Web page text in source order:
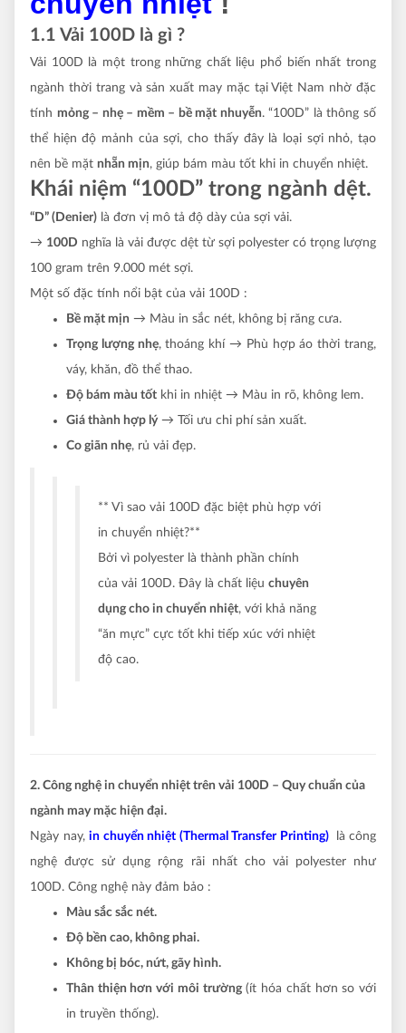
1.1 Vải 100D là gì ?
Vải 100D là một trong những chất liệu phổ biến nhất trong
ngành thời trang và sản xuất may mặc tại Việt Nam nhờ đặc
tính mỏng – nhẹ – mềm – bề mặt nhuyễn. “100D” là thông số
thể hiện độ mảnh của sợi, cho thấy đây là loại sợi nhỏ, tạo
nên bề mặt nhẵn mịn, giúp bám màu tốt khi in chuyển nhiệt.
Khái niệm “100D” trong ngành dệt.
“D” (Denier) là đơn vị mô tả độ dày của sợi vải.
→ 100D nghĩa là vải được dệt từ sợi polyester có trọng lượng
100 gram trên 9.000 mét sợi.
Một số đặc tính nổi bật của vải 100D :
Bề mặt mịn → Màu in sắc nét, không bị răng cưa.
Trọng lượng nhẹ, thoáng khí → Phù hợp áo thời trang,
váy, khăn, đồ thể thao.
Độ bám màu tốt khi in nhiệt → Màu in rõ, không lem.
Giá thành hợp lý → Tối ưu chi phí sản xuất.
Co giãn nhẹ, rủ vải đẹp.
** Vì sao vải 100D đặc biệt phù hợp với
in chuyển nhiệt?**
Bởi vì polyester là thành phần chính
của vải 100D. Đây là chất liệu chuyên
dụng cho in chuyển nhiệt, với khả năng
“ăn mực” cực tốt khi tiếp xúc với nhiệt
độ cao.
2. Công nghệ in chuyển nhiệt trên vải 100D – Quy chuẩn của
ngành may mặc hiện đại.
Ngày nay, in chuyển nhiệt (Thermal Transfer Printing)
là công
nghệ được sử dụng rộng rãi nhất cho vải polyester như
100D. Công nghệ này đảm bảo :
Màu sắc sắc nét.
Độ bền cao, không phai.
Không bị bóc, nứt, gãy hình.
Thân thiện hơn với môi trường(ít hóa chất hơn so với
in truyền thống).